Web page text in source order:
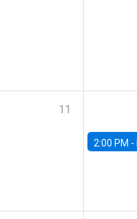
11
2:00 PM -